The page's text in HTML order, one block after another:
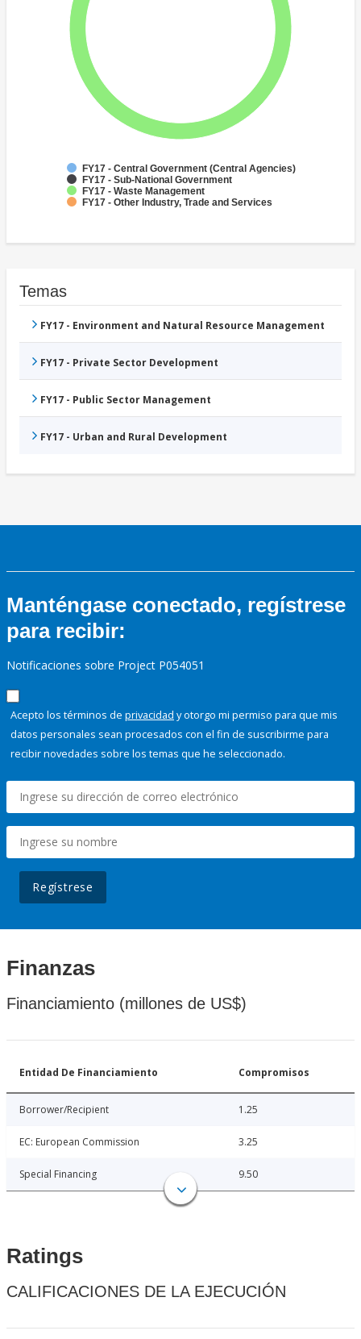
FY17 - Central Government (Central Agencies)
FY17 - Sub-National Government
FY17 - Waste Management
FY17 - Other Industry, Trade and Services
Temas
FY17 - Environment and Natural Resource Management
FY17 - Private Sector Development
FY17 - Public Sector Management
FY17 - Urban and Rural Development
Manténgase conectado, regístrese
para recibir:
Notificaciones sobre Project P054051
Acepto los términos de privacidad y otorgo mi permiso para que mis
datos personales sean procesados con el fin de suscribirme para
recibir novedades sobre los temas que he seleccionado.
Regístrese
Finanzas
Financiamiento (millones de US$)
Entidad De Financiamiento Compromisos
Borrower/Recipient 1.25
EC: European Commission 3.25
Special Financing 9.50
Ratings
CALIFICACIONES DE LA EJECUCIÓN